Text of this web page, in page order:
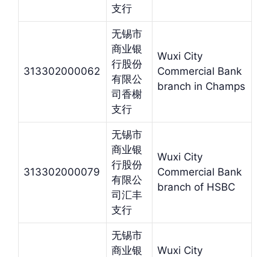
支行
313302000062
无锡市
商业银
行股份
有限公
司香榭
支行
Wuxi City
Commercial Bank
branch in Champs
313302000079
无锡市
商业银
行股份
有限公
司汇丰
支行
Wuxi City
Commercial Bank
branch of HSBC
无锡市
商业银
Wuxi City